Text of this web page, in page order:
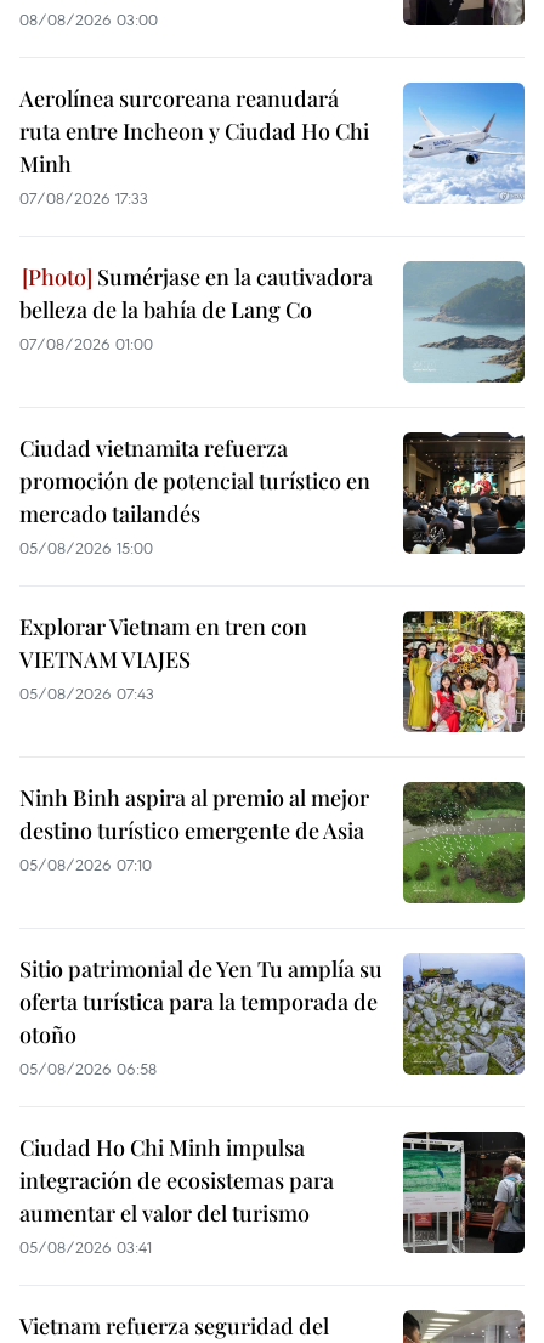
08/08/2026 03:00
Aerolínea surcoreana reanudará
ruta entre Incheon y Ciudad Ho Chi
Minh
07/08/2026 17:33
Sumérjase en la cautivadora
belleza de la bahía de Lang Co
07/08/2026 01:00
Ciudad vietnamita refuerza
promoción de potencial turístico en
mercado tailandés
05/08/2026 15:00
Explorar Vietnam en tren con
VIETNAM VIAJES
05/08/2026 07:43
Ninh Binh aspira al premio al mejor
destino turístico emergente de Asia
05/08/2026 07:10
Sitio patrimonial de Yen Tu amplía su
oferta turística para la temporada de
otoño
05/08/2026 06:58
Ciudad Ho Chi Minh impulsa
integración de ecosistemas para
aumentar el valor del turismo
05/08/2026 03:41
Vietnam refuerza seguridad del